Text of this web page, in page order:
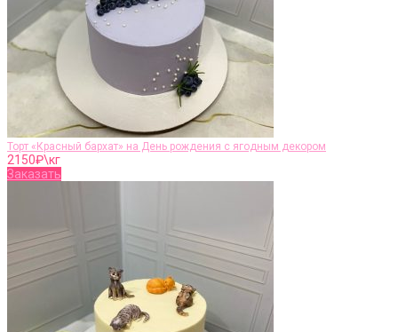
Торт «Красный бархат» на День рождения с ягодным декором
2150₽\кг
Заказать